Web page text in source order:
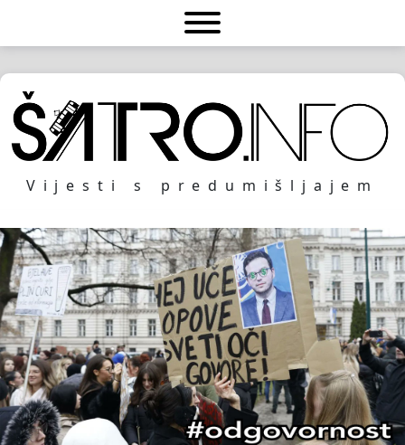
Vijesti s predumišljajem